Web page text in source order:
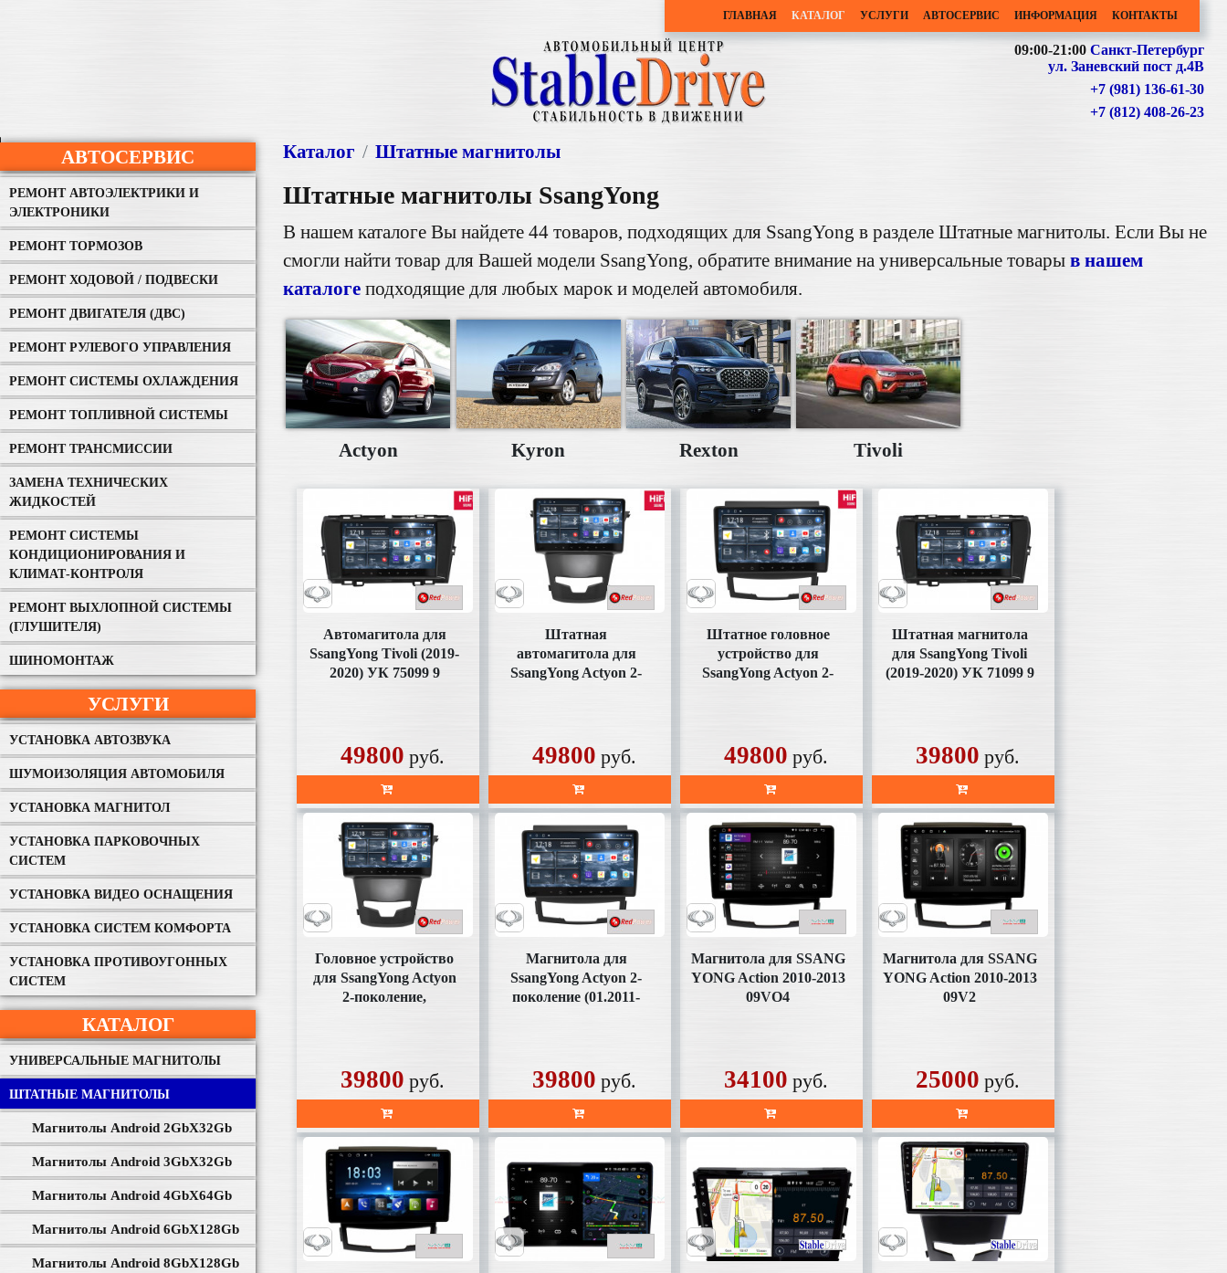
ГЛАВНАЯ КАТАЛОГ УСЛУГИ АВТОСЕРВИС ИНФОРМАЦИЯ КОНТАКТЫ
09:00-21:00 Санкт-Петербург
ул. Заневский пост д.4В
+7 (981) 136-61-30
+7 (812) 408-26-23
АВТОСЕРВИС
РЕМОНТ АВТОЭЛЕКТРИКИ И
ЭЛЕКТРОНИКИ
РЕМОНТ ТОРМОЗОВ
РЕМОНТ ХОДОВОЙ / ПОДВЕСКИ
РЕМОНТ ДВИГАТЕЛЯ (ДВС)
РЕМОНТ РУЛЕВОГО УПРАВЛЕНИЯ
РЕМОНТ СИСТЕМЫ ОХЛАЖДЕНИЯ
РЕМОНТ ТОПЛИВНОЙ СИСТЕМЫ
РЕМОНТ ТРАНСМИССИИ
ЗАМЕНА ТЕХНИЧЕСКИХ
ЖИДКОСТЕЙ
РЕМОНТ СИСТЕМЫ
КОНДИЦИОНИРОВАНИЯ И
КЛИМАТ-КОНТРОЛЯ
РЕМОНТ ВЫХЛОПНОЙ СИСТЕМЫ
(ГЛУШИТЕЛЯ)
ШИНОМОНТАЖ
УСЛУГИ
УСТАНОВКА АВТОЗВУКА
ШУМОИЗОЛЯЦИЯ АВТОМОБИЛЯ
УСТАНОВКА МАГНИТОЛ
УСТАНОВКА ПАРКОВОЧНЫХ
СИСТЕМ
УСТАНОВКА ВИДЕО ОСНАЩЕНИЯ
УСТАНОВКА СИСТЕМ КОМФОРТА
УСТАНОВКА ПРОТИВОУГОННЫХ
СИСТЕМ
КАТАЛОГ
УНИВЕРСАЛЬНЫЕ МАГНИТОЛЫ
ШТАТНЫЕ МАГНИТОЛЫ
Магнитолы Android 2GbХ32Gb
Магнитолы Android 3GbХ32Gb
Магнитолы Android 4GbХ64Gb
Магнитолы Android 6GbХ128Gb
Магнитолы Android 8GbХ128Gb
Каталог Штатные магнитолы
Штатные магнитолы SsangYong
В нашем каталоге Вы найдете 44 товаров, подходящих для SsangYong в разделе Штатные магнитолы. Если Вы не
смогли найти товар для Вашей модели SsangYong, обратите внимание на универсальные товарыв нашем
каталоге подходящие для любых марок и моделей автомобиля.
Actyon Kyron Rexton Tivoli
Автомагитола для
SsangYong Tivoli (2019-
2020) УК 75099 9
49800 руб.
Штатная
автомагитола для
SsangYong Actyon 2-
49800 руб.
Штатное головное
устройство для
SsangYong Actyon 2-
49800 руб.
Штатная магнитола
для SsangYong Tivoli
(2019-2020) УК 71099 9
39800 руб.
Головное устройство
для SsangYong Actyon
2-поколение,
39800 руб.
Магнитола для
SsangYong Actyon 2-
поколение (01.2011-
39800 руб.
Магнитола для SSANG
YONG Action 2010-2013
09VO4
34100 руб.
Магнитола для SSANG
YONG Action 2010-2013
09V2
25000 руб.